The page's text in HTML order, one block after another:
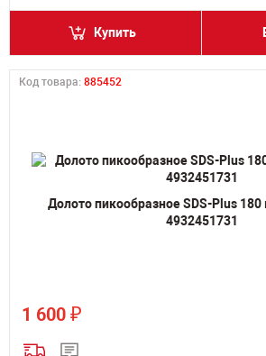
Купить
Код товара: 885452
Долото пикообразное SDS-Plus 180
4932451731
1 600 ₽